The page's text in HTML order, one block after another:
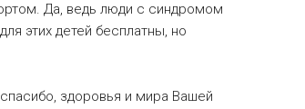
Да, ведь люди с синдромом
этих детей бесплатны, но
здоровья и мира Вашей